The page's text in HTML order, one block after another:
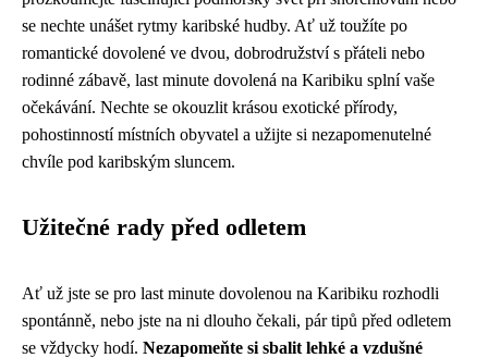
se nechte unášet rytmy karibské hudby. Ať už toužíte po
romantické dovolené ve dvou, dobrodružství s přáteli nebo
rodinné zábavě, last minute dovolená na Karibiku splní vaše
očekávání. Nechte se okouzlit krásou exotické přírody,
pohostinností místních obyvatel a užijte si nezapomenutelné
chvíle pod karibským sluncem.
Užitečné rady před odletem
Ať už jste se pro last minute dovolenou na Karibiku rozhodli
spontánně, nebo jste na ni dlouho čekali, pár tipů před odletem
se vždycky hodí. Nezapomeňte si sbalit lehké a vzdušné